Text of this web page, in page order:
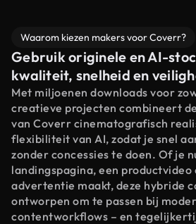
Waarom kiezen makers voor Coverr?
Gebruik originele en AI-
kwaliteit, snelheid en
Met miljoenen downloads voor
creatieve projecten combineert
van Coverr cinematografisch
flexibiliteit van AI, zodat je snel
zonder concessies te doen. Of je
landingspagina, een
advertentie maakt, deze hybride
ontworpen om te passen bij
contentworkflows – en